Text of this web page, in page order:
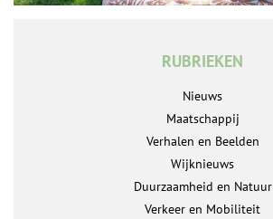
RUBRIEKEN
Nieuws
Maatschappij
Verhalen en Beelden
Wijknieuws
Duurzaamheid en Natuur
Verkeer en Mobiliteit